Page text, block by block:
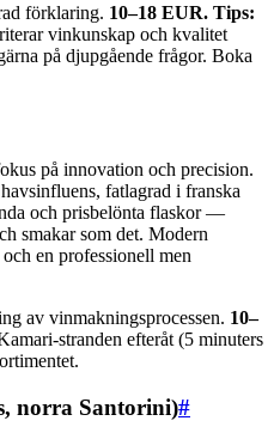
förklaring. 10–18 EUR. Tips:
vinkunskap och kvalitet
på djupgående frågor. Boka
på innovation och precision.
fatlagrad i franska
och prisbelönta flaskor —
smakar som det. Modern
en professionell men
av vinmakningsprocessen. 10–
stranden efteråt (5 minuters
norra Santorini)#